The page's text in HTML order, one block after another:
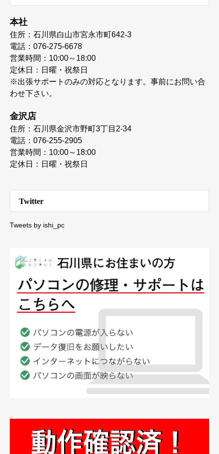
本社
住所：石川県白山市宮永市町642-3
電話：076-275-6678
営業時間：10:00～18:00
定休日：日曜・祝祭日
※出張サポートのみの対応となります。事前にお問い合
わせ下さい。
金沢店
住所：石川県金沢市野町3丁目2-34
電話：076-255-2905
営業時間：10:00～18:00
定休日：日曜・祝祭日
Twitter
Tweets by ishi_pc